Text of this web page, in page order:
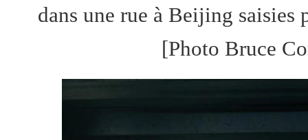
dans une rue à Beijing
[Photo Bruce